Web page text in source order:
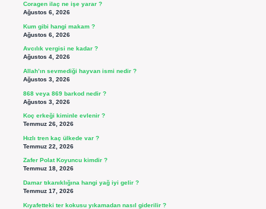
Coragen ilaç ne işe yarar ?
Ağustos 6, 2026
Kum gibi hangi makam ?
Ağustos 6, 2026
Avcılık vergisi ne kadar ?
Ağustos 4, 2026
Allah’ın sevmediği hayvan ismi nedir ?
Ağustos 3, 2026
868 veya 869 barkod nedir ?
Ağustos 3, 2026
Koç erkeği kiminle evlenir ?
Temmuz 26, 2026
Hızlı tren kaç ülkede var ?
Temmuz 22, 2026
Zafer Polat Koyuncu kimdir ?
Temmuz 18, 2026
Damar tıkanıklığına hangi yağ iyi gelir ?
Temmuz 17, 2026
Kıyafetteki ter kokusu yıkamadan nasıl giderilir ?